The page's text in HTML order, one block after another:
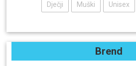
Dječji Muški Unisex
Brend